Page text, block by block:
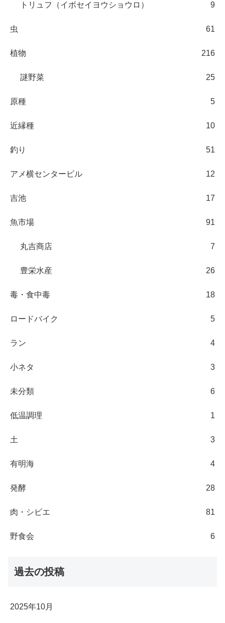
トリュフ（イボセイヨウショウロ） 9
虫 61
植物 216
謎野菜 25
原種 5
近縁種 10
釣り 51
アメ横センタービル 12
吉池 17
魚市場 91
丸吉商店 7
豊栄水産 26
毒・食中毒 18
ロードバイク 5
ラン 4
小ネタ 3
未分類 6
低温調理 1
土 3
有明海 4
発酵 28
肉・シビエ 81
野食会 6
過去の投稿
2025年10月